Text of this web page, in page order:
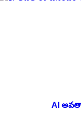
కోసం ఖచ్చితమైన
AI